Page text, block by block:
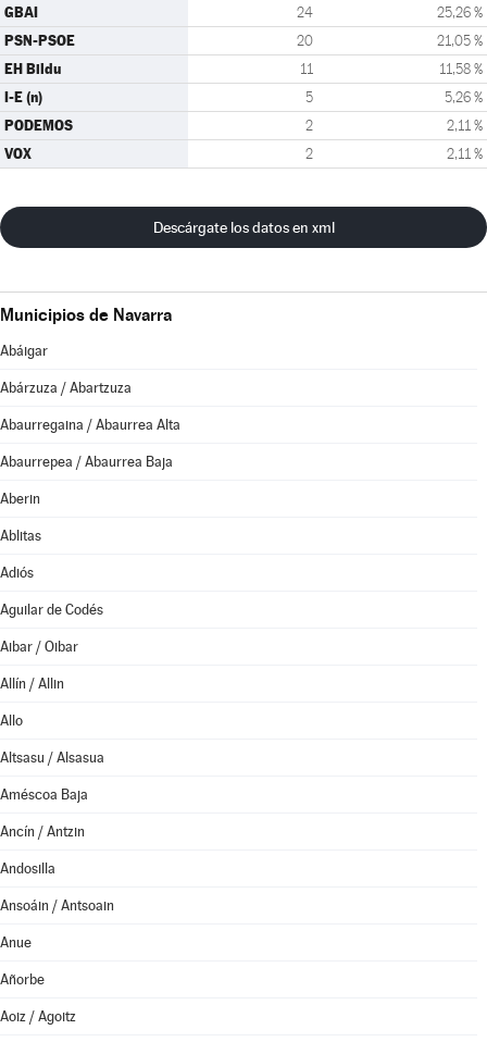
GBAI 24 25,26 %
PSN-PSOE 20 21,05 %
EH Bildu 11 11,58 %
I-E (n) 5 5,26 %
PODEMOS 2 2,11 %
VOX 2 2,11 %
Descárgate los datos en xml
Municipios de Navarra
Abáigar
Abárzuza / Abartzuza
Abaurregaina / Abaurrea Alta
Abaurrepea / Abaurrea Baja
Aberin
Ablitas
Adiós
Aguilar de Codés
Aibar / Oibar
Allín / Allin
Allo
Altsasu / Alsasua
Améscoa Baja
Ancín / Antzin
Andosilla
Ansoáin / Antsoain
Anue
Añorbe
Aoiz / Agoitz